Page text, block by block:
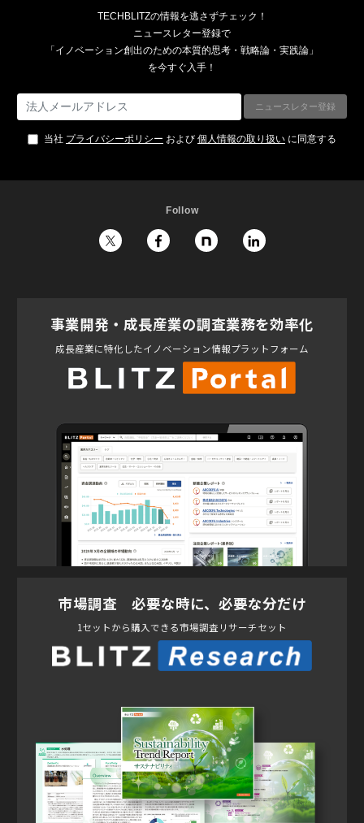
TECHBLITZの情報を逃さずチェック！
ニュースレター登録で
「イノベーション創出のための本質的思考・戦略論・実践論」
を今すぐ入手！
当社 プライバシーポリシー および 個人情報の取り扱い に同意する
Follow
事業開発・成長産業の調査業務を効率化
成長産業に特化したイノベーション情報プラットフォーム
市場調査 必要な時に、必要な分だけ
1セットから購入できる市場調査リサーチセット